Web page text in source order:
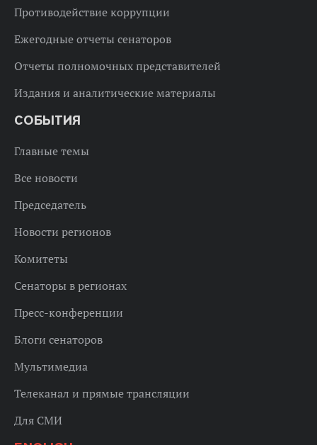
Противодействие коррупции
Ежегодные отчеты сенаторов
Отчеты полномочных представителей
Издания и аналитические материалы
СОБЫТИЯ
Главные темы
Все новости
Председатель
Новости регионов
Комитеты
Сенаторы в регионах
Пресс-конференции
Блоги сенаторов
Мультимедиа
Телеканал и прямые трансляции
Для СМИ